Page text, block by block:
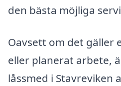
den bästa möjliga
Oavsett om det gäller
eller planerat arbete,
låssmed i Stavreviken